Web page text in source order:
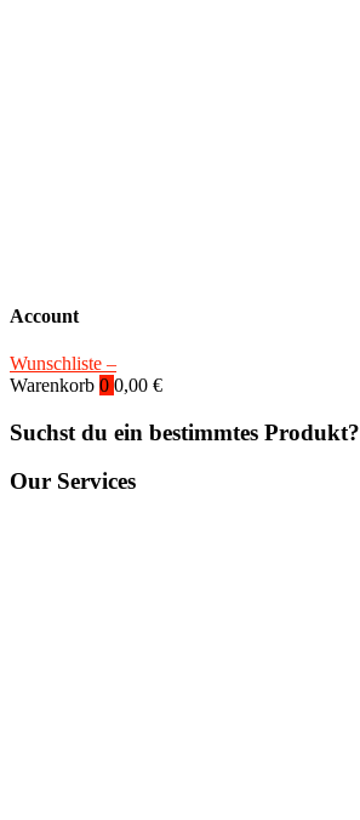
Account
Wunschliste –
Warenkorb 0 0,00 €
Suchst du ein bestimmtes Produkt?
Our Services